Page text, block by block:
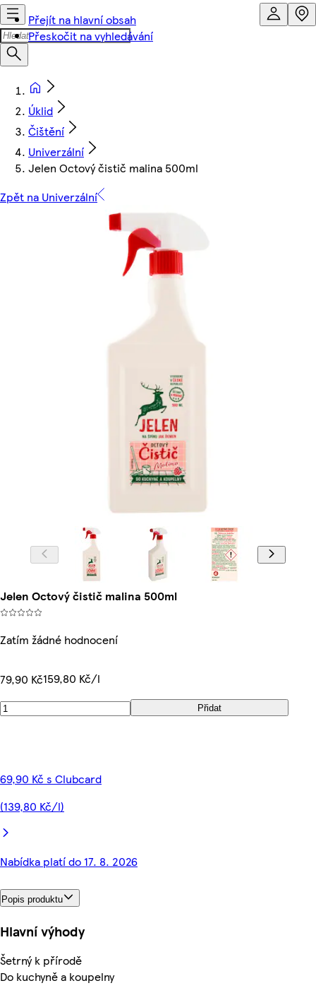
Přejít na hlavní obsah
Přeskočit na vyhledávání
Úklid
Čištění
Univerzální
Jelen Octový čistič malina 500ml
Zpět na Univerzální
Jelen Octový čistič malina 500ml
Zatím žádné hodnocení
79,90 Kč159,80 Kč/l
Přidat
69,90 Kč s Clubcard
(139,80 Kč/l)
Nabídka platí do 17. 8. 2026
Popis produktu
Hlavní výhody
Šetrný k přírodě
Do kuchyně a koupelny